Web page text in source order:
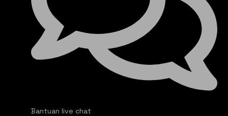
Bantuan live chat